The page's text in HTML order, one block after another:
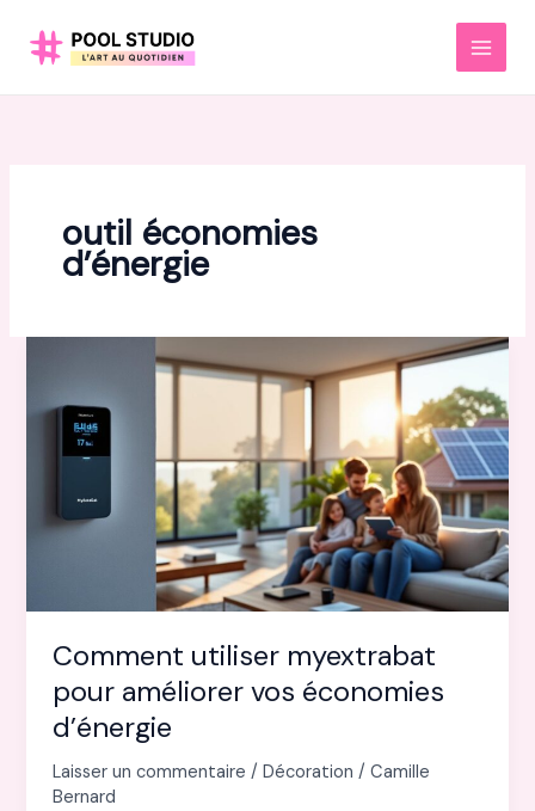
MAIN
outil économies
d’énergie
Comment utiliser myextrabat
pour améliorer vos économies
d’énergie
Laisser un commentaire /Décoration /Camille
Bernard